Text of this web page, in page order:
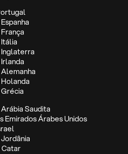
Saudita
Emirados Árabes Unidos
Catar